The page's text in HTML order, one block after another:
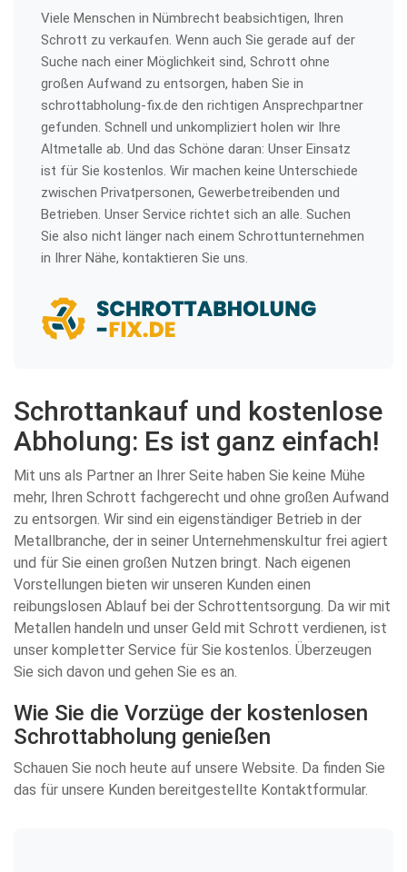
Viele Menschen in Nümbrecht beabsichtigen, Ihren
Schrott zu verkaufen. Wenn auch Sie gerade auf der
Suche nach einer Möglichkeit sind, Schrott ohne
großen Aufwand zu entsorgen, haben Sie in
schrottabholung-fix.de den richtigen Ansprechpartner
gefunden. Schnell und unkompliziert holen wir Ihre
Altmetalle ab. Und das Schöne daran: Unser Einsatz
ist für Sie kostenlos. Wir machen keine Unterschiede
zwischen Privatpersonen, Gewerbetreibenden und
Betrieben. Unser Service richtet sich an alle. Suchen
Sie also nicht länger nach einem Schrottunternehmen
in Ihrer Nähe, kontaktieren Sie uns.
Schrottankauf und kostenlose
Abholung: Es ist ganz einfach!
Mit uns als Partner an Ihrer Seite haben Sie keine Mühe
mehr, Ihren Schrott fachgerecht und ohne großen Aufwand
zu entsorgen. Wir sind ein eigenständiger Betrieb in der
Metallbranche, der in seiner Unternehmenskultur frei agiert
und für Sie einen großen Nutzen bringt. Nach eigenen
Vorstellungen bieten wir unseren Kunden einen
reibungslosen Ablauf bei der Schrottentsorgung. Da wir mit
Metallen handeln und unser Geld mit Schrott verdienen, ist
unser kompletter Service für Sie kostenlos. Überzeugen
Sie sich davon und gehen Sie es an.
Wie Sie die Vorzüge der kostenlosen
Schrottabholung genießen
Schauen Sie noch heute auf unsere Website. Da finden Sie
das für unsere Kunden bereitgestellte Kontaktformular.